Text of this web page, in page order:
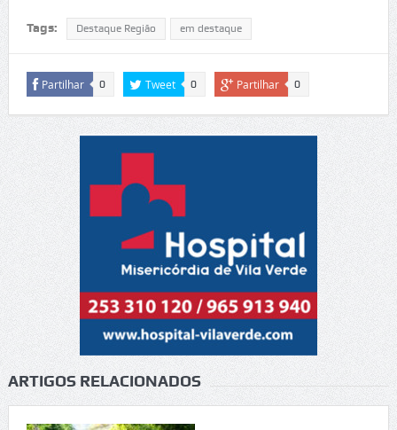
Tags: Destaque Região em destaque
Partilhar 0 Tweet 0 Partilhar 0
ARTIGOS RELACIONADOS